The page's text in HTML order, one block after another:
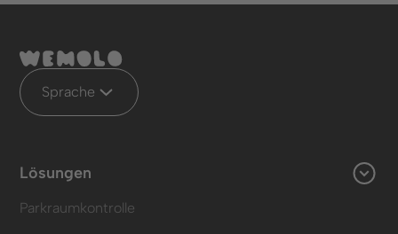
Sprache
Lösungen
Parkraumkontrolle